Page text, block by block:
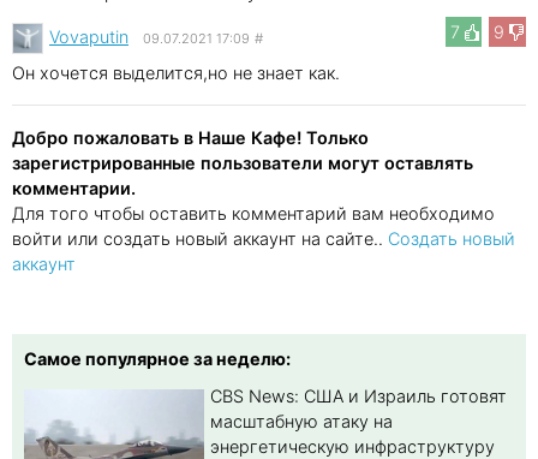
7
9
Vovaputin 09.07.2021 17:09 #
Он хочется выделится,но не знает как.
Добро пожаловать в Наше Кафе! Только
зарегистрированные пользователи могут оставлять
комментарии.
Для того чтобы оставить комментарий вам необходимо
войти или создать новый аккаунт на сайте.. Создать новый
аккаунт
Самое популярное за неделю:
CBS News: США и Израиль готовят
масштабную атаку на
энергетическую инфраструктуру